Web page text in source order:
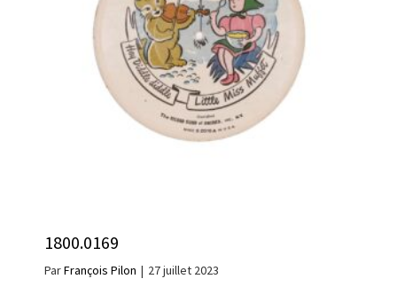
1800.0169
ParFrançois Pilon | 27 juillet 2023